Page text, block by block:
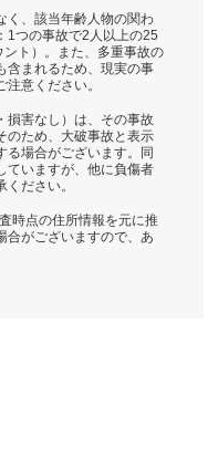
く、該当年齢人物の関わ
1つの事故で2人以上の25
ト）。また、多重事故の
含まれるため、現実の事
意ください。
損害なし）は、その事故
のため、大破事故と表示
る場合がございます。同
ていますが、他に負傷者
ださい。
時点の住所情報を元に推
合がございますので、あ